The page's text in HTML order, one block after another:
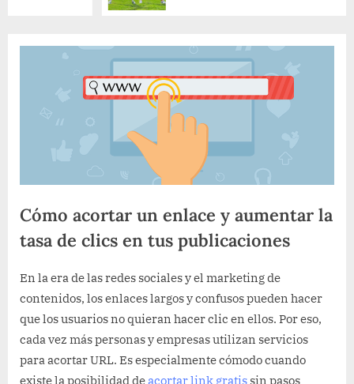
Cómo acortar un enlace y aumentar la
tasa de clics en tus publicaciones
on
En la era de las redes sociales y el marketing de
contenidos, los enlaces largos y confusos pueden hacer
que los usuarios no quieran hacer clic en ellos. Por eso,
cada vez más personas y empresas utilizan servicios
para acortar URL. Es especialmente cómodo cuando
existe la posibilidad deacortar link gratis sin pasos